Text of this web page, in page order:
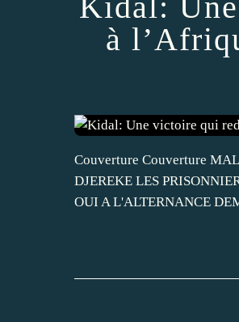
à
Couverture Couverture
DJEREKE LES
OUI A L'ALTERNANCE